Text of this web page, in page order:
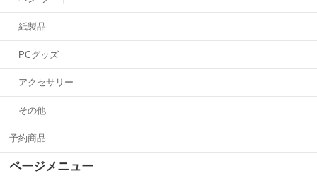
紙製品
PCグッズ
アクセサリー
その他
予約商品
ページメニュー